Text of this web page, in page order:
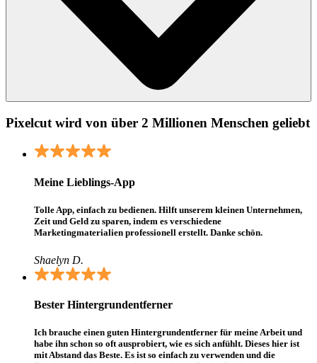
Pixelcut wird von über 2 Millionen Menschen geliebt
Meine Lieblings-App
Tolle App, einfach zu bedienen. Hilft unserem kleinen Unternehmen,
Zeit und Geld zu sparen, indem es verschiedene
Marketingmaterialien professionell erstellt. Danke schön.
Shaelyn D.
Bester Hintergrundentferner
Ich brauche einen guten Hintergrundentferner für meine Arbeit und
habe ihn schon so oft ausprobiert, wie es sich anfühlt. Dieses hier ist
mit Abstand das Beste. Es ist so einfach zu verwenden und die